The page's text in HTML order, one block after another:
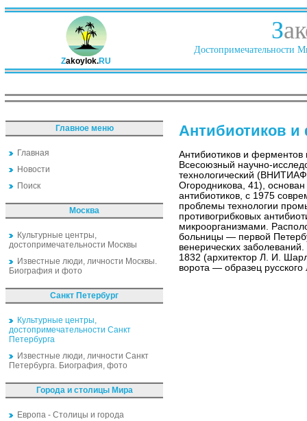
Zakoylok.RU
З
Достопримечательности
Главное меню
Главная
Новости
Поиск
Москва
Культурные центры,
достопримечательности Москвы
Известные люди, личности Москвы.
Биография и фото
Санкт Петербург
Культурные центры,
достопримечательности Санкт
Петербурга
Известные люди, личности Санкт
Петербурга. Биография, фото
Города и столицы Мира
Европа - Столицы и города
Антибиотиков и
Антибиотиков и ферментов
Всесоюзный научно-
технологический
Огородникова, 41), основан
антибиотиков, с 1975
проблемы технологии
противогрибковых
микроорганизмами.
больницы — первой
венерических
1832 (архитектор Л. И.
ворота — образец русского